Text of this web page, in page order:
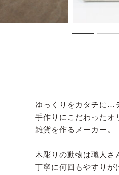
ゆっくりをカタチに…
手作りにこだわったオ
雑貨を作るメーカー。
木彫りの動物は職人さ
丁寧に何回もやすりが